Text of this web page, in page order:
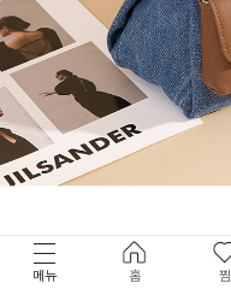
메뉴 홈 찜